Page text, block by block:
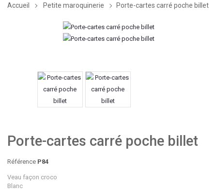
Accueil Petite maroquinerie Porte-cartes carré poche billet
Porte-cartes carré poche billet
Référence P84
Veau façon croco
Blanc